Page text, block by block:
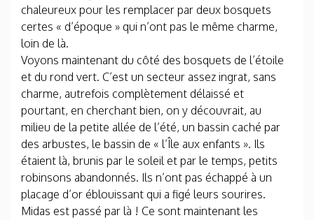
chaleureux pour les remplacer par deux bosquets
certes « d’époque » qui n’ont pas le même charme,
loin de là.
Voyons maintenant du côté des bosquets de l’étoile
et du rond vert. C’est un secteur assez ingrat, sans
charme, autrefois complètement délaissé et
pourtant, en cherchant bien, on y découvrait, au
milieu de la petite allée de l’été, un bassin caché par
des arbustes, le bassin de « l’Île aux enfants ». Ils
étaient là, brunis par le soleil et par le temps, petits
robinsons abandonnés. Ils n’ont pas échappé à un
placage d’or éblouissant qui a figé leurs sourires.
Midas est passé par là ! Ce sont maintenant les